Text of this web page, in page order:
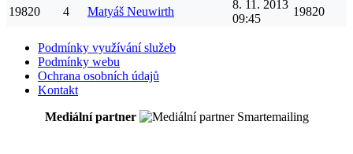
19820 4 Matyáš Neuwirth
8. 11. 2013
09:45
19820
Podmínky využívání služeb
Podmínky webu
Ochrana osobních údajů
Kontakt
Mediální partner